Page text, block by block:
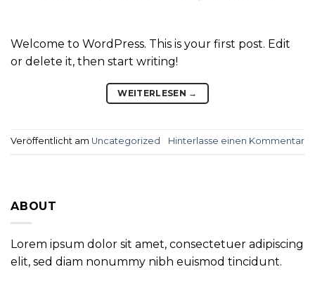
Welcome to WordPress. This is your first post. Edit
or delete it, then start writing!
WEITERLESEN →
Veröffentlicht am Uncategorized Hinterlasse einen Kommentar
ABOUT
Lorem ipsum dolor sit amet, consectetuer adipiscing
elit, sed diam nonummy nibh euismod tincidunt.